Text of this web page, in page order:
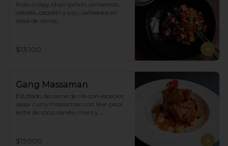
Pollo crispy, champiñon, pimientos,
cebolla, cebollín y cajú, salteados en
salsa de ostras.
$13.100
Gang Massaman
Estofado de carne de res con especies,
salsa  curry massaman con leve picor,
leche de coco, canela, maní y
$15.900